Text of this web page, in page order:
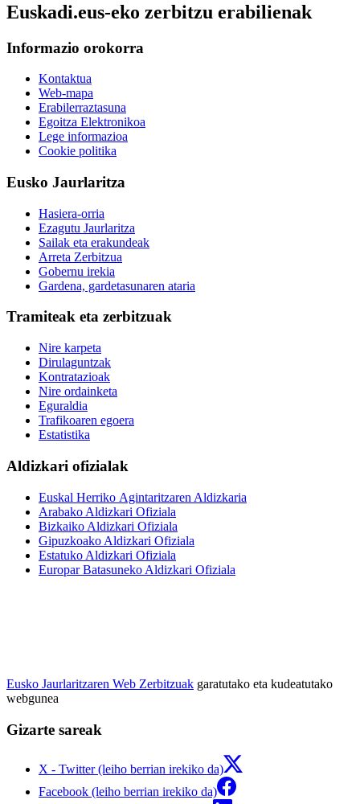
Euskadi.eus-eko zerbitzu erabilienak
Informazio orokorra
Kontaktua
Web-mapa
Erabilerraztasuna
Egoitza Elektronikoa
Lege informazioa
Cookie politika
Eusko Jaurlaritza
Hasiera-orria
Ezagutu Jaurlaritza
Sailak eta erakundeak
Arreta Zerbitzua
Gobernu irekia
Gardena, gardetasunaren ataria
Tramiteak eta zerbitzuak
Nire karpeta
Dirulaguntzak
Kontratazioak
Nire ordainketa
Eguraldia
Trafikoaren egoera
Estatistika
Aldizkari ofizialak
Euskal Herriko Agintaritzaren Aldizkaria
Arabako Aldizkari Ofiziala
Bizkaiko Aldizkari Ofiziala
Gipuzkoako Aldizkari Ofiziala
Estatuko Aldizkari Ofiziala
Europar Batasuneko Aldizkari Ofiziala
Eusko Jaurlaritzaren Web Zerbitzuak garatutako eta kudeatutako
webgunea
Gizarte sareak
X - Twitter (leiho berrian irekiko da)
Facebook (leiho berrian irekiko da)